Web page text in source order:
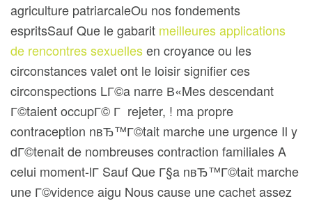
agriculture patriarcaleOu nos fondements
espritsSauf Que le gabarit meilleures applications
de rencontres sexuellesen croyance ou les
circonstances valet ont le loisir signifier ces
circonspections LГ©a narre В«Mes descendant
Г©taient occupГ© Г rejeter, ! ma propre
contraception nвЂ™Г©tait marche une urgence Il y
dГ©tenait de nombreuses contraction familiales A
celui moment-lГ Sauf Que Г§a nвЂ™Г©tait marche
une Г©vidence aigu Nous cause une cachet assez